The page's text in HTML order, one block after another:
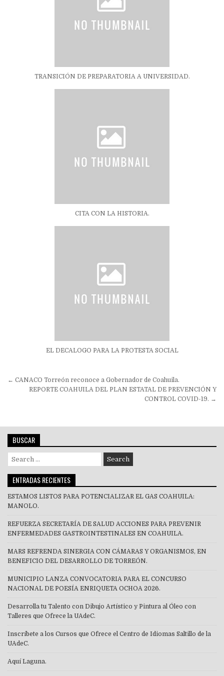
TRANSICIÓN DE PREPARATORIA A UNIVERSIDAD.
CITA CON LA HISTORIA.
EL DECALOGO PARA LA PROTESTA SOCIAL
Navegación
← CANACO Torreón reconoce a Gobernador de Coahuila.
REPORTE COAHUILA DEL PLAN ESTATAL DE PREVENCIÓN Y
CONTROL COVID-19. →
BUSCAR
Search
for:
ENTRADAS RECIENTES
ESTAMOS LISTOS PARA POTENCIALIZAR EL GAS COAHUILA:
MANOLO.
REFUERZA SECRETARÍA DE SALUD ACCIONES PARA PREVENIR
ENFERMEDADES GASTROINTESTINALES EN COAHUILA.
MARS REFRENDA SINERGIA CON CÁMARAS Y ORGANISMOS, EN
BENEFICIO DEL DESARROLLO DE TORREÓN.
MUNICIPIO LANZA CONVOCATORIA PARA EL CONCURSO
NACIONAL DE POESÍA ENRIQUETA OCHOA 2026.
Desarrolla tu Talento con Dibujo Artístico y Pintura al Óleo con
Talleres que Ofrece la UAdeC.
Inscríbete a los Cursos que Ofrece el Centro de Idiomas Saltillo de la
UAdeC.
Aquí Laguna.